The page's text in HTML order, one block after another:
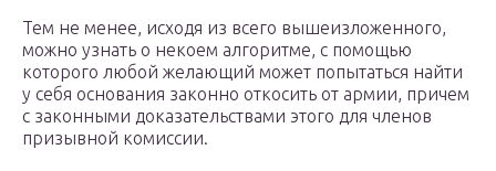
Тем не менее, исходя из всего вышеизложенного,
можно узнать о некоем алгоритме, с помощью
которого любой желающий может попытаться найти
у себя основания законно откосить от армии, причем
с законными доказательствами этого для членов
призывной комиссии.